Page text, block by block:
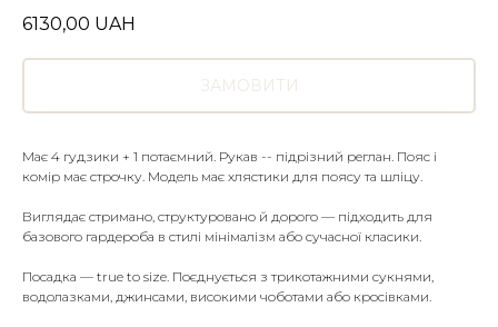
6130,00 UAH
ЗАМОВИТИ
Має 4 гудзики + 1 потаємний. Рукав -- підрізний реглан. Пояс і
комір має строчку. Модель має хлястики для поясу та шліцу.
Виглядає стримано, структуровано й дорого — підходить для
базового гардероба в стилі мінімалізм або сучасної класики.
Посадка — true to size. Поєднується з трикотажними сукнями,
водолазками, джинсами, високими чоботами або кросівками.